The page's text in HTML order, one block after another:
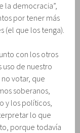
la democracia”,
por tener más
(el que los tenga).
con los otros
de nuestro
votar, que
soberanos,
y los políticos,
lo que
porque todavía